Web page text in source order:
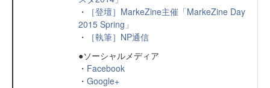
・
［登壇］MarkeZine主催「MarkeZine Day
2015 Spring」
・
［執筆］NP通信
●ソーシャルメディア
・ Facebook
・ Google+